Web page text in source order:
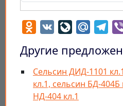
Odnoklassniki
VK LiveJournal
Mail.Ru
Другие
Сельсин ДИД-1101
кл.1, cельсин БД-404Б
НД-404 кл.1